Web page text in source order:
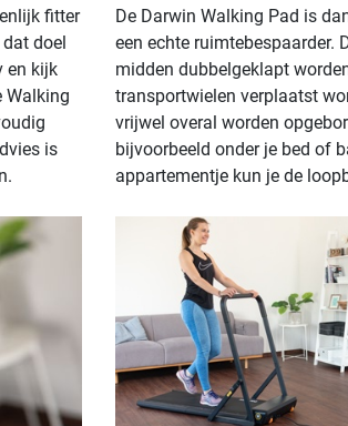
fitter
doel
en kijk
Walking
is
De Darwin Walking Pad is
een echte ruimtebespaarder.
midden dubbelgeklapt
transportwielen verplaatst
vrijwel overal worden
bijvoorbeeld onder je bed of
appartementje kun je de